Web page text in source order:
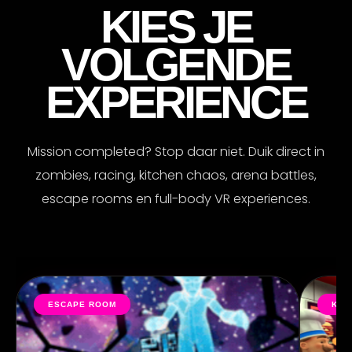
KIES JE
VOLGENDE
EXPERIENCE
Mission completed? Stop daar niet. Duik direct in
zombies, racing, kitchen chaos, arena battles,
escape rooms en full-body VR experiences.
ESCAPE ROOM